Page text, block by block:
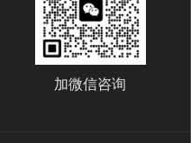
加微信咨询